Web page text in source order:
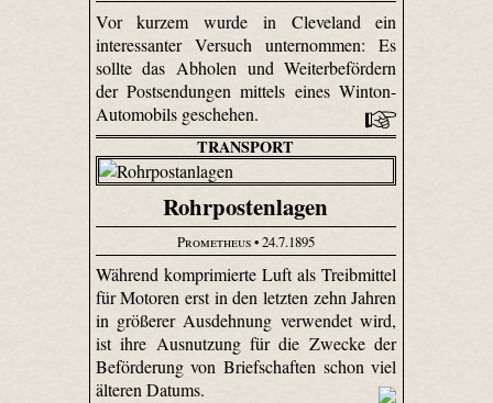
Vor kurzem wurde in Cleveland ein
interessanter Versuch unternommen: Es
sollte das Abholen und Weiterbefördern
der Postsendungen mittels eines Winton-
Automobils geschehen.
TRANSPORT
Rohrpostenlagen
Prometheus• 24.7.1895
Während komprimierte Luft als Treibmittel
für Motoren erst in den letzten zehn Jahren
in größerer Ausdehnung verwendet wird,
ist ihre Ausnutzung für die Zwecke der
Beförderung von Briefschaften schon viel
älteren Datums.